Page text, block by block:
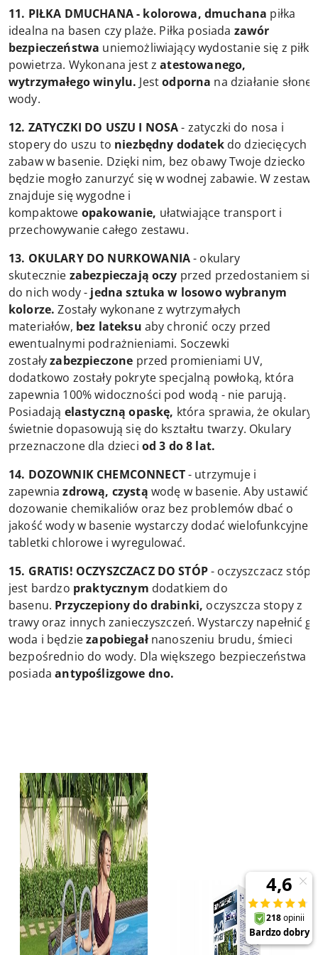
11. PIŁKA DMUCHANA - kolorowa, dmuchana piłka
idealna na basen czy plaże. Piłka posiada zawór
bezpieczeństwa uniemożliwiający wydostanie się z piłki
powietrza. Wykonana jest zatestowanego,
wytrzymałego winylu. Jestodporna na działanie słonej
wody.
12. ZATYCZKI DO USZU I NOSA- zatyczki do nosa i
stopery do uszu to niezbędny dodatek do dziecięcych
zabaw w basenie. Dzięki nim, bez obawy Twoje dziecko
będzie mogło zanurzyć się w wodnej zabawie. W
znajduje się wygodne i
kompaktowe opakowanie, ułatwiające transport i
przechowywanie całego zestawu.
13. OKULARY DO NURKOWANIA- okulary
skutecznie zabezpieczają oczy przed przedostaniem się
do nich wody - jedna sztuka w losowo wybranym
kolorze.Zostały wykonane z wytrzymałych
materiałów, bez lateksu aby chronić oczy przed
ewentualnymi podrażnieniami. Soczewki
zostałyzabezpieczone przed promieniami UV,
dodatkowo zostały pokryte specjalną powłoką, która
zapewnia 100% widoczności pod wodą - nie parują.
Posiadają elastyczną opaskę, która sprawia, że okulary
świetnie dopasowują się do kształtu twarzy. Okulary
przeznaczone dla dzieci od 3 do 8 lat.
14. DOZOWNIK CHEMCONNECT- utrzymuje i
zapewniazdrową, czystą wodę w basenie. Aby ustawić
dozowanie chemikaliów oraz bez problemów dbać o
jakość wody w basenie wystarczy dodać wielofunkcyjne
tabletki chlorowe i wyregulować.
15. GRATIS! OCZYSZCZACZ DO STÓP- oczyszczacz stóp
jest bardzo praktycznym dodatkiem do
basenu. Przyczepiony do drabinki, oczyszcza stopy z
trawy oraz innych zanieczyszczeń. Wystarczy napełnić
woda i będziezapobiegał nanoszeniu brudu, śmieci
bezpośrednio do wody. Dla większego bezpieczeństwa
posiadaantypoślizgowe dno.